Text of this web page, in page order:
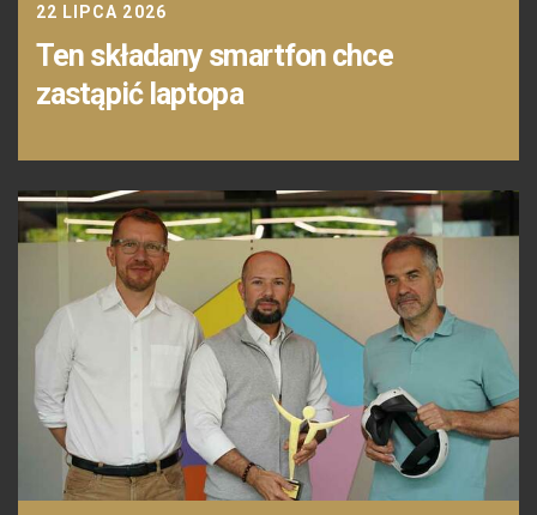
22 LIPCA 2026
Ten składany smartfon chce
zastąpić laptopa